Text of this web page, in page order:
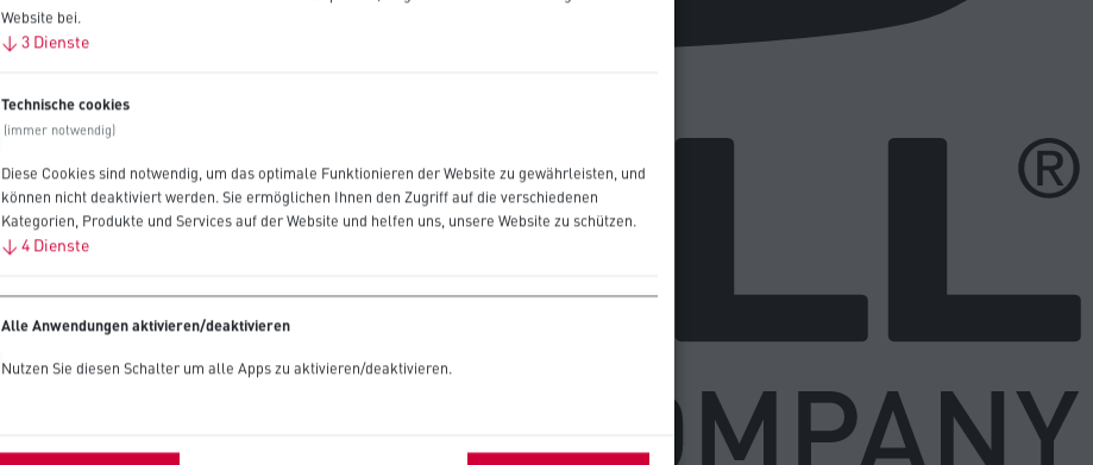
Website bei.
↓ 3 Dienste
Technische cookies
(immer notwendig)
Diese Cookies sind notwendig, um das optimale Funktionieren der Website zu gewährleisten, und
können nicht deaktiviert werden. Sie ermöglichen Ihnen den Zugriff auf die verschiedenen
Kategorien, Produkte und Services auf der Website und helfen uns, unsere Website zu schützen.
↓ 4 Dienste
Alle Anwendungen aktivieren/deaktivieren
Nutzen Sie diesen Schalter um alle Apps zu aktivieren/deaktivieren.